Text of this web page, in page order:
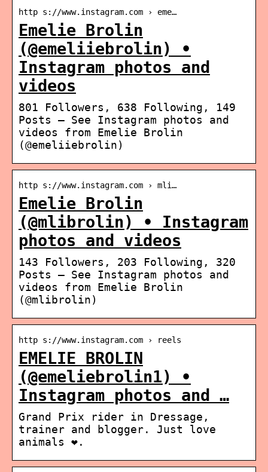
http s://www.instagram.com › eme…
Emelie Brolin
(@emeliiebrolin) •
Instagram photos and
videos
801 Followers, 638 Following, 149
Posts – See Instagram photos and
videos from Emelie Brolin
(@emeliiebrolin)
http s://www.instagram.com › mli…
Emelie Brolin
(@mlibrolin) • Instagram
photos and videos
143 Followers, 203 Following, 320
Posts – See Instagram photos and
videos from Emelie Brolin
(@mlibrolin)
http s://www.instagram.com › reels
EMELIE BROLIN
(@emeliebrolin1) •
Instagram photos and …
Grand Prix rider in Dressage,
trainer and blogger. Just love
animals ❤️.